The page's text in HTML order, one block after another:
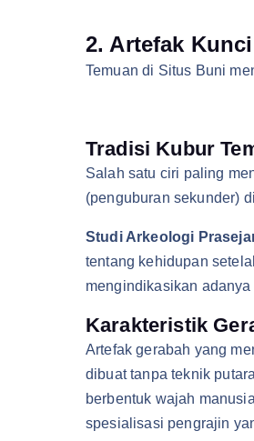
2. Artefak
Temuan di Situs Buni
Tradisi Kubur
Salah satu ciri paling
(penguburan sekunder)
Studi Arkeologi
tentang kehidupan
mengindikasikan
Karakteristik
Artefak gerabah yang
dibuat tanpa teknik
berbentuk wajah
spesialisasi pengrajin